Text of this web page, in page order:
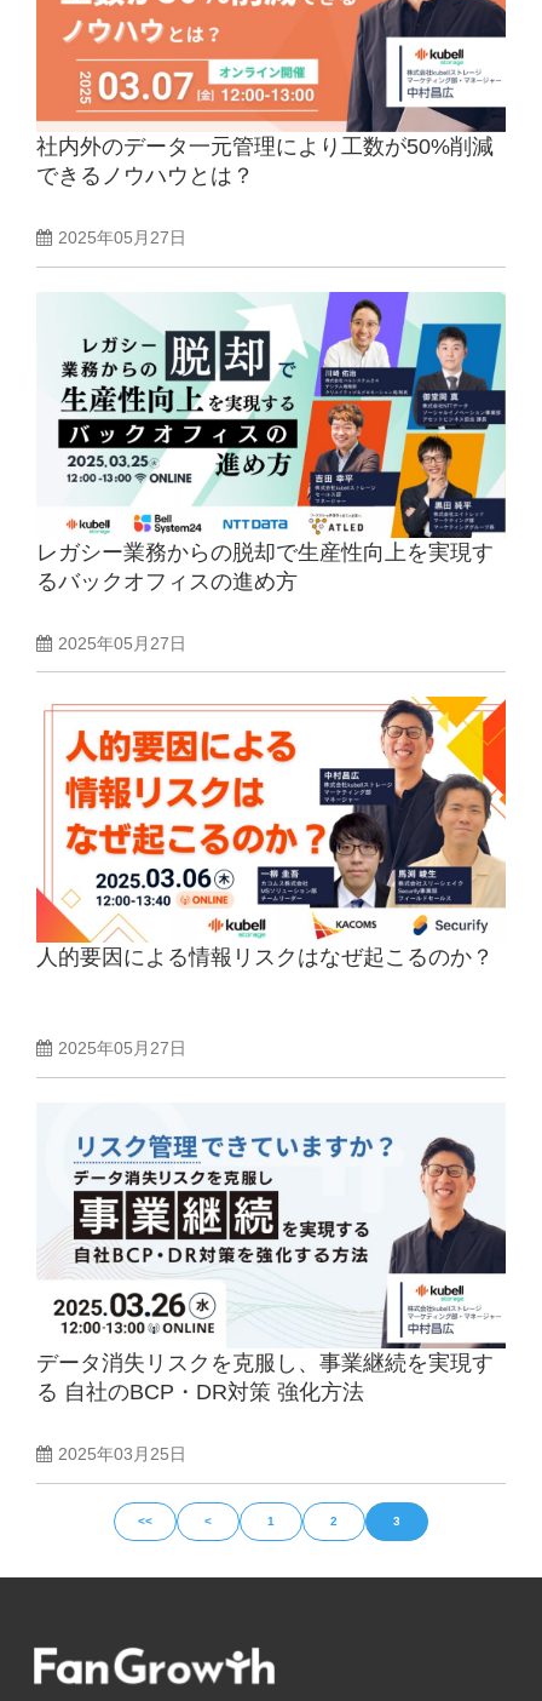
社内外のデータ一元管理により工数が50%削減
できるノウハウとは？
2025年05月27日
レガシー業務からの脱却で生産性向上を実現す
るバックオフィスの進め方
2025年05月27日
人的要因による情報リスクはなぜ起こるのか？
2025年05月27日
データ消失リスクを克服し、事業継続を実現す
る 自社のBCP・DR対策 強化方法
2025年03月25日
<< < 1 2 3